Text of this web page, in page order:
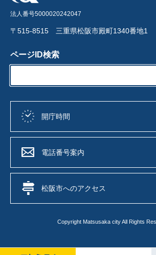
法人番号5000020242047
〒515-8515 三重県松阪市殿町1340番地1
ページID検索
開庁時間
電話番号案内
松阪市へのアクセス
Copyright Matsusaka city All Rights